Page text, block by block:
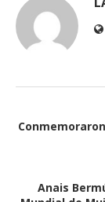
Anais